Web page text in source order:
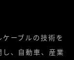
ーブルの技術を
、自動車、産業